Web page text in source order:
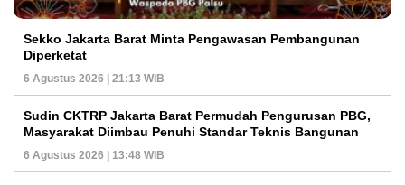
Sekko Jakarta Barat Minta Pengawasan Pembangunan
Diperketat
6 Agustus 2026 | 21:13 WIB
Sudin CKTRP Jakarta Barat Permudah Pengurusan PBG,
Masyarakat Diimbau Penuhi Standar Teknis Bangunan
6 Agustus 2026 | 13:48 WIB